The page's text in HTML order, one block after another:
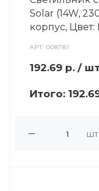
Solar (14W,
корпус,
АРТ.008781
192.69 р. /
Итого:
шт